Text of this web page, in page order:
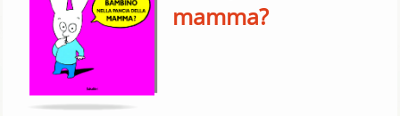
mamma?